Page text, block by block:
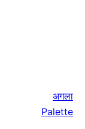
अगला
Palette